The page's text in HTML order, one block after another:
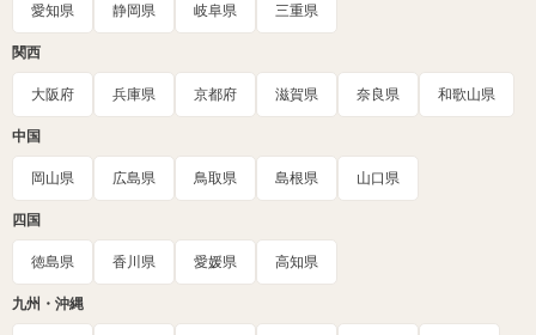
愛知県 静岡県 岐阜県 三重県
関西
大阪府 兵庫県 京都府 滋賀県 奈良県 和歌山県
中国
岡山県 広島県 鳥取県 島根県 山口県
四国
徳島県 香川県 愛媛県 高知県
九州・沖縄